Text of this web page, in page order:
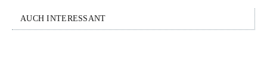
AUCH INTERESSANT